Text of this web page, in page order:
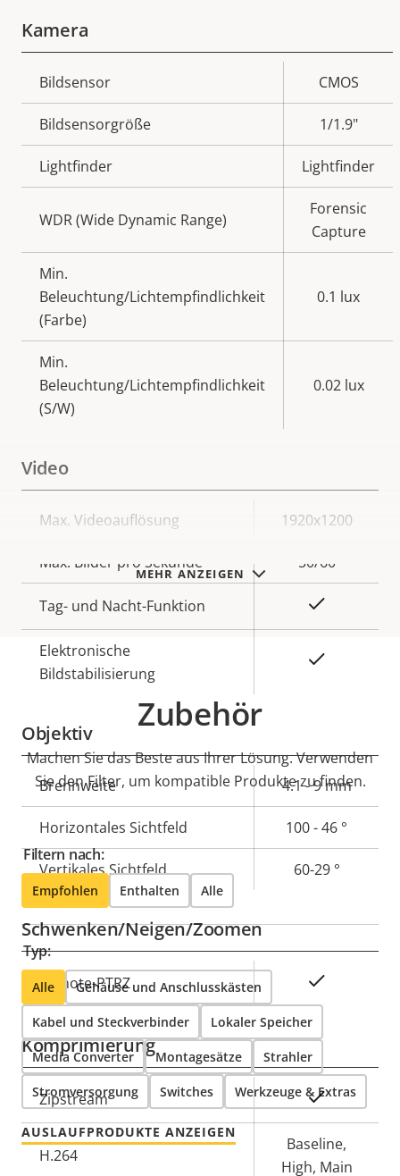
MEHR ANZEIGEN
Kamera
Eigentumsbeschreibung Eigentumswert
Bildsensor CMOS
Bildsensorgröße 1/1.9"
Lightfinder Lightfinder
WDR (Wide Dynamic Range)
Forensic
Capture
Min.
Beleuchtung/Lichtempfindlichkeit
(Farbe)
0.1 lux
Min.
Beleuchtung/Lichtempfindlichkeit
(S/W)
0.02 lux
Video
Eigentumsbeschreibung Eigentumswert
Max. Videoauflösung 1920x1200
Max. Bilder pro Sekunde 50/60
Tag- und Nacht-Funktion
Elektronische
Bildstabilisierung
Objektiv
Eigentumsbeschreibung Eigentumswert
Brennweite 4.1 - 9 mm
Horizontales Sichtfeld 100 - 46 °
Vertikales Sichtfeld 60-29 °
Schwenken/Neigen/Zoomen
Eigentumsbeschreibung Eigentumswert
Remote-PTRZ
Komprimierung
Eigentumsbeschreibung Eigentumswert
Zipstream Ja
H.264
Baseline,
High, Main
Zubehör
Machen Sie das Beste aus Ihrer Lösung. Verwenden
Sie den Filter, um kompatible Produkte zu finden.
Filtern nach:
Empfohlen Enthalten Alle
Typ:
Alle Gehäuse und Anschlusskästen
Kabel und Steckverbinder Lokaler Speicher
Media Converter Montagesätze Strahler
Stromversorgung Switches Werkzeuge & Extras
AUSLAUFPRODUKTE ANZEIGEN